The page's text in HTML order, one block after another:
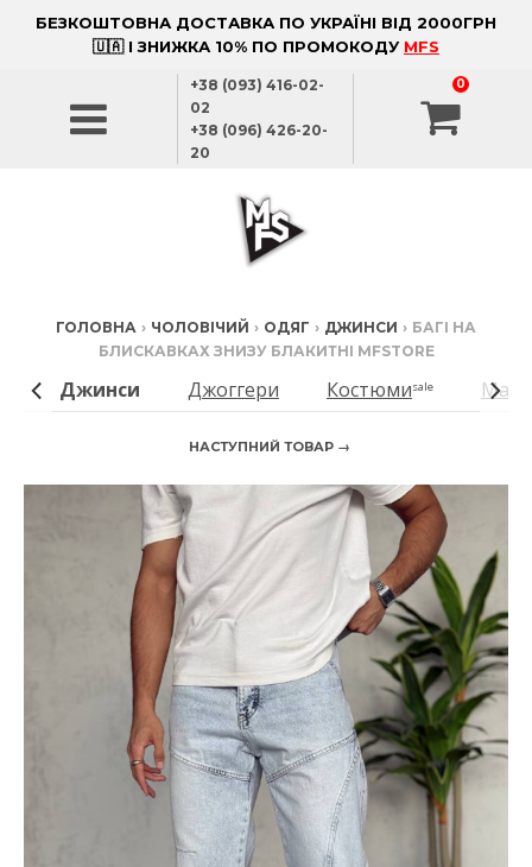
БЕЗКОШТОВНА ДОСТАВКА ПО УКРАЇНІ ВІД 2000ГРН
🇺🇦 І ЗНИЖКА 10% ПО ПРОМОКОДУ MFS
+38 (093) 416-02-
02
+38 (096) 426-20-
20
0
ГОЛОВНА › ЧОЛОВІЧИЙ › ОДЯГ › ДЖИНСИ › БАГІ НА
БЛИСКАВКАХ ЗНИЗУ БЛАКИТНІ MFSTORE
Джинси Джоггери Костюмиsale
НАСТУПНИЙ ТОВАР →